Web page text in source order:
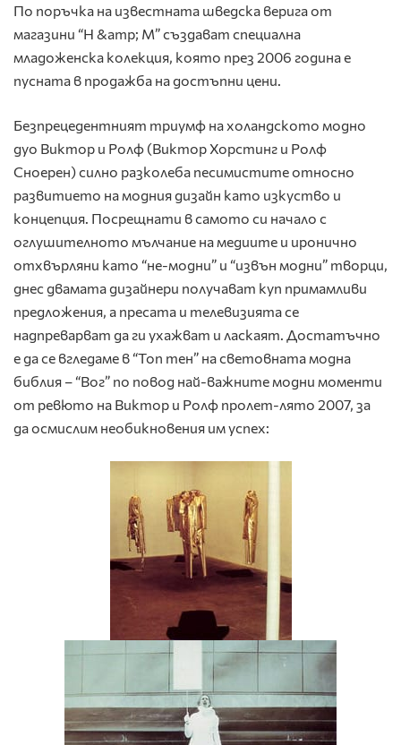
По поръчка на известната шведска верига от
магазини “H &amp; M” създават специална
младоженска колекция, която през 2006 година е
пусната в продажба на достъпни цени.
Безпрецедентният триумф на холандското модно
дуо Виктор и Ролф (Виктор Хорстинг и Ролф
Сноерен) силно разколеба песимистите относно
развитието на модния дизайн като изкуство и
концепция. Посрещнати в самото си начало с
оглушителното мълчание на медиите и иронично
отхвърляни като “не-модни” и “извън модни” творци,
днес двамата дизайнери получават куп примамливи
предложения, а пресата и телевизията се
надпреварват да ги ухажват и ласкаят. Достатъчно
е да се вгледаме в “Топ тен” на световната модна
библия – “Вог” по повод най-важните модни моменти
от ревюто на Виктор и Ролф пролет-лято 2007, за
да осмислим необикновения им успех: